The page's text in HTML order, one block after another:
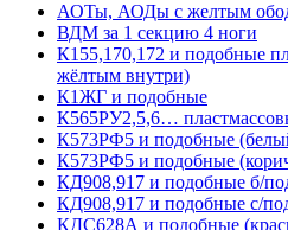
АОТы, АОДы с желтым
ВДМ за 1 секцию 4 ноги
К155,170,172 и подобные
жёлтым внутри)
К1ЖГ и подобные
К565РУ2,5,6…
К573РФ5 и подобные
К573РФ5 и подобные
КД908,917 и подобные б/
КД908,917 и подобные с/
КДС628А и подобные